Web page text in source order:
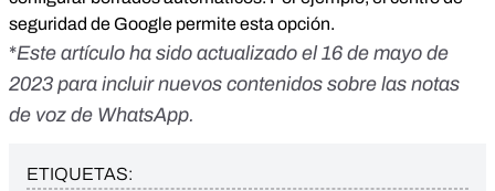
seguridad de Google permite esta opción.
*Este artículo ha sido actualizado el 16 de mayo de
2023 para incluir nuevos contenidos sobre las notas
de voz de WhatsApp.
ETIQUETAS: